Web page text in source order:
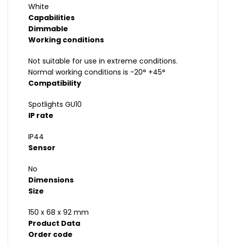
White
Capabilities
Dimmable
Working conditions
Not suitable for use in extreme conditions.
Normal working conditions is -20° +45°
Compatibility
Spotlights GU10
IP rate
IP44
Sensor
No
Dimensions
Size
150 x 68 x 92 mm
Product Data
Order code